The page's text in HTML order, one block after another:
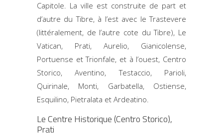
Capitole. La ville est construite de part et
d’autre du Tibre, à l’est avec le Trastevere
(littéralement, de l’autre cote du Tibre), Le
Vatican, Prati, Aurelio, Gianicolense,
Portuense et Trionfale, et à l’ouest, Centro
Storico, Aventino, Testaccio, Parioli,
Quirinale, Monti, Garbatella, Ostiense,
Esquilino, Pietralata et Ardeatino.
Le Centre Historique (Centro Storico),
Prati